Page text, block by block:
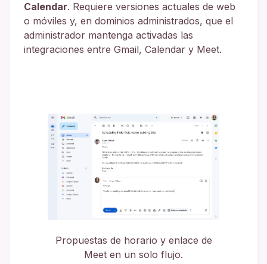
Calendar. Requiere versiones actuales de web
o móviles y, en dominios administrados, que el
administrador mantenga activadas las
integraciones entre Gmail, Calendar y Meet.
Propuestas de horario y enlace de
Meet en un solo flujo.